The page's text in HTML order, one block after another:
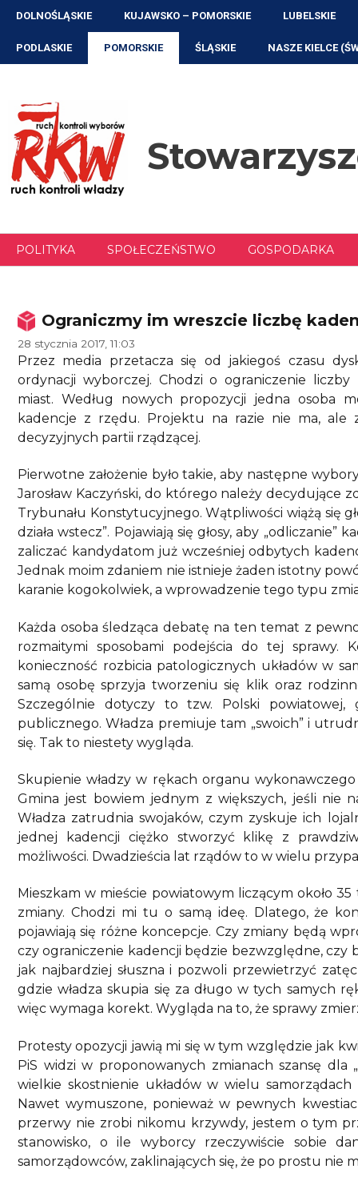
Przejdź
treści
DOLNOŚLĄSKIE KUJAWSKO – POMORSKIE LUBELSKIE
PODLASKIE POMORSKIE ŚLĄSKIE NASZE KIELCE
POLITYKA SPOŁECZEŃSTWO GOSPODARKA
Ograniczmy im wreszcie liczbę
28 stycznia 2017, 11:03
Przez media przetacza się od jakiegoś czasu
ordynacji wyborczej. Chodzi o ograniczenie
miast. Według nowych propozycji jedna osoba
kadencje z rzędu. Projektu na razie nie ma, ale
decyzyjnych partii rządzącej.
Pierwotne założenie było takie, aby następne
Jarosław Kaczyński, do którego należy decydujące
Trybunału Konstytucyjnego. Wątpliwości wiążą się
działa wstecz”. Pojawiają się głosy, aby
zaliczać kandydatom już wcześniej odbytych
Jednak moim zdaniem nie istnieje żaden istotny
karanie kogokolwiek, a wprowadzenie tego typu
Każda osoba śledząca debatę na ten temat z
rozmaitymi sposobami podejścia do tej sprawy.
konieczność rozbicia patologicznych układów w
samą osobę sprzyja tworzeniu się klik oraz
Szczególnie dotyczy to tzw. Polski powiatowej,
publicznego. Władza premiuje tam „swoich” i
się. Tak to niestety wygląda.
Skupienie władzy w rękach organu
Gmina jest bowiem jednym z większych, jeśli nie
Władza zatrudnia swojaków, czym zyskuje ich
jednej kadencji ciężko stworzyć klikę z
możliwości. Dwadzieścia lat rządów to w wielu
Mieszkam w mieście powiatowym liczącym około
zmiany. Chodzi mi tu o samą ideę. Dlatego, że
pojawiają się różne koncepcje. Czy zmiany będą
czy ograniczenie kadencji będzie bezwzględne, czy
jak najbardziej słuszna i pozwoli przewietrzyć
gdzie władza skupia się za długo w tych samych
więc wymaga korekt. Wygląda na to, że sprawy
Protesty opozycji jawią mi się w tym względzie jak
PiS widzi w proponowanych zmianach szansę dla
wielkie skostnienie układów w wielu
Nawet wymuszone, ponieważ w pewnych
przerwy nie zrobi nikomu krzywdy, jestem o tym
stanowisko, o ile wyborcy rzeczywiście sobie
samorządowców, zaklinających się, że po prostu nie